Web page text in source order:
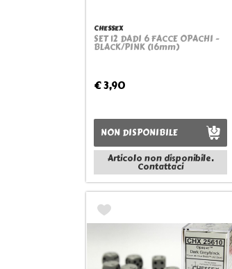
Quickview
CHESSEX
SET 12 DADI 6 FACCE OPACHI -
BLACK/PINK (16mm)
€ 3,90
NON DISPONIBILE
Articolo non disponibile.
Contattaci